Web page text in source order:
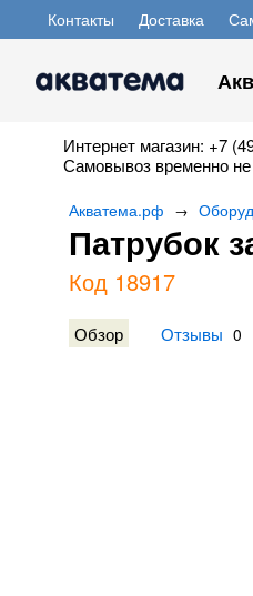
Контакты Доставка
Интернет магазин: +7
Самовывоз временно не
Акватема.рф →
Патрубок
Код 18917
Обзор Отзывы 0